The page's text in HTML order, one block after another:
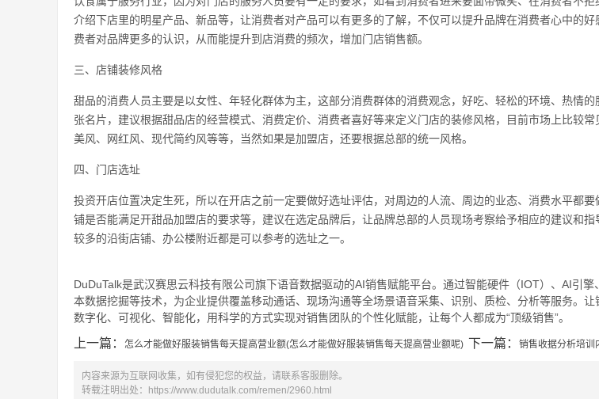
介绍下店里的明星产品、新品等，让消费者对产品可以有更多的了解，不仅可以提升品牌在消费者心中的好
费者对品牌更多的认识，从而能提升到店消费的频次，增加门店销售额。
三、店铺装修风格
甜品的消费人员主要是以女性、年轻化群体为主，这部分消费群体的消费观念，好吃、轻松的环境、热情
张名片，建议根据甜品店的经营模式、消费定价、消费者喜好等来定义门店的装修风格，目前市场上比较
美风、网红风、现代简约风等等，当然如果是加盟店，还要根据总部的统一风格。
四、门店选址
投资开店位置决定生死，所以在开店之前一定要做好选址评估，对周边的人流、周边的业态、消费水平都
铺是否能满足开甜品加盟店的要求等，建议在选定品牌后，让品牌总部的人员现场考察给予相应的建议和指
较多的沿街店铺、办公楼附近都是可以参考的选址之一。
DuDuTalk是武汉赛思云科技有限公司旗下语音数据驱动的AI销售赋能平台。通过智能硬件（IOT）、AI引擎
本数据挖掘等技术，为企业提供覆盖移动通话、现场沟通等全场景语音采集、识别、质检、分析等服务。
数字化、可视化、智能化，用科学的方式实现对销售团队的个性化赋能，让每个人都成为“顶级销售”。
上一篇： 怎么才能做好服装销售每天提高营业额(怎么才能做好服装销售每天提高营业额呢) 下一篇： 销售收据分析培训
内容来源为互联网收集，如有侵犯您的权益，请联系客服删除。
转载注明出处：
https://www.dudutalk.com/remen/2960.html